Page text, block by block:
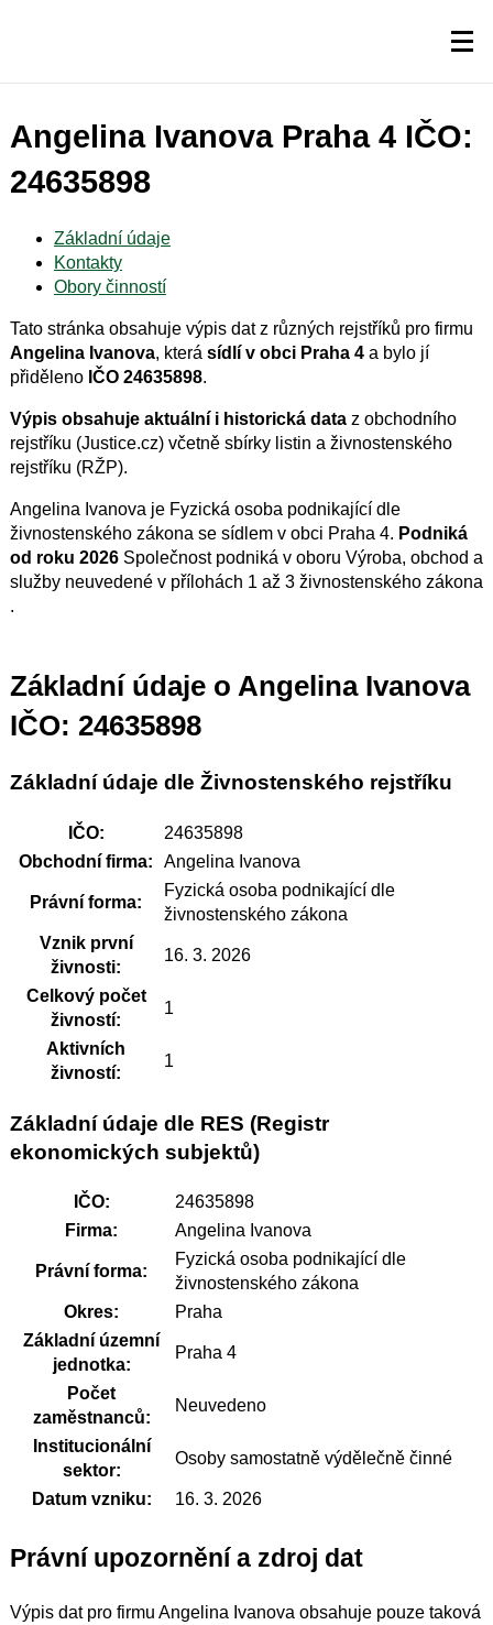
Angelina Ivanova Praha 4 IČO:
24635898
Základní údaje
Kontakty
Obory činností
Tato stránka obsahuje výpis dat z různých rejstříků pro firmu
Angelina Ivanova, která sídlí v obci Praha 4a bylo jí
přiděleno IČO 24635898.
Výpis obsahuje aktuální i historická dataz obchodního
rejstříku (Justice.cz) včetně sbírky listin a živnostenského
rejstříku (RŽP).
Angelina Ivanova je Fyzická osoba podnikající dle
živnostenského zákona se sídlem v obci Praha 4. Podniká
od roku 2026 Společnost podniká v oboru Výroba, obchod a
služby neuvedené v přílohách 1 až 3 živnostenského zákona
.
Základní údaje o Angelina Ivanova
IČO: 24635898
Základní údaje dle Živnostenského rejstříku
IČO:
24635898
Obchodní firma:
Angelina Ivanova
Právní forma:
Fyzická osoba podnikající dle
živnostenského zákona
Vznik první
živnosti:
16. 3. 2026
Celkový počet
živností:
1
Aktivních
živností:
1
Základní údaje dle RES (Registr
ekonomických subjektů)
IČO:
24635898
Firma:
Angelina Ivanova
Právní forma:
Fyzická osoba podnikající dle
živnostenského zákona
Okres:
Praha
Základní územní
jednotka:
Praha 4
Počet
zaměstnanců:
Neuvedeno
Institucionální
sektor:
Osoby samostatně výdělečně činné
Datum vzniku: 16. 3. 2026
Právní upozornění a zdroj dat
Výpis dat pro firmu Angelina Ivanova obsahuje pouze taková